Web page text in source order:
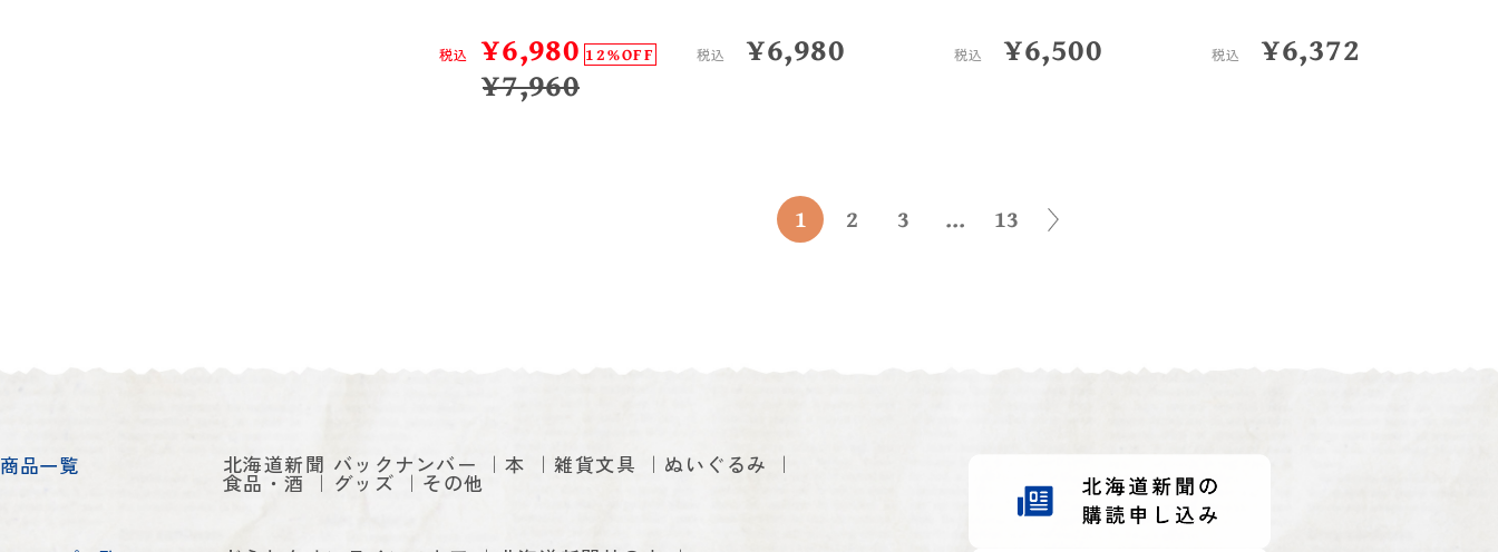
税込 ¥6,980 12%OFF
¥7,960
税込 ¥6,980 税込 ¥6,500 税込 ¥6,372
1 2 3 ... 13
商品一覧 北海道新聞 バックナンバー 本 雑貨文具 ぬいぐるみ
食品・酒 グッズ その他